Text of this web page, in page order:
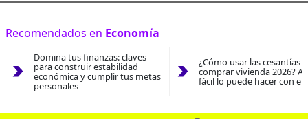
Recomendados en Economía
Domina tus finanzas: claves
para construir estabilidad
económica y cumplir tus metas
personales
¿Cómo usar las cesantías
comprar vivienda 2026?
fácil lo puede hacer con el